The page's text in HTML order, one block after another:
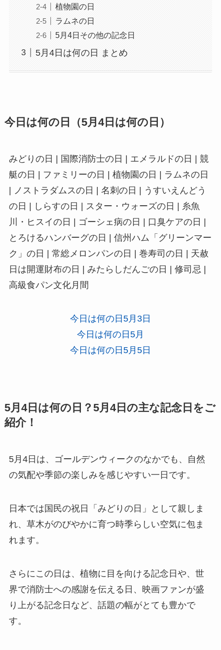
植物園の日
ラムネの日
5月4日その他の記念日
5月4日は何の日 まとめ
今日は何の日（5月4日は何の日）
みどりの日 | 国際消防士の日 | エメラルドの日 | 競
艇の日 | ファミリーの日 | 植物園の日 | ラムネの日
| ノストラダムスの日 | 名刺の日 | うすいえんどう
の日 | しらすの日 | スター・ウォーズの日 | 糸魚
川・ヒスイの日 | ゴーシェ病の日 | 口臭ケアの日 |
とろけるハンバーグの日 | 信州ハム「グリーンマー
ク」の日 | 常総メロンパンの日 | 巻寿司の日 | 天赦
日は開運財布の日 | みたらしだんごの日 | 修司忌 |
高級食パン文化月間
今日は何の日5月3日
今日は何の日5月
今日は何の日5月5日
5月4日は何の日？5月4日の主な記念日をご
紹介！
5月4日は、ゴールデンウィークのなかでも、自然
の気配や季節の楽しみを感じやすい一日です。
日本では国民の祝日「みどりの日」として親しま
れ、草木がのびやかに育つ時季らしい空気に包ま
れます。
さらにこの日は、植物に目を向ける記念日や、世
界で消防士への感謝を伝える日、映画ファンが盛
り上がる記念日など、話題の幅がとても豊かで
す。